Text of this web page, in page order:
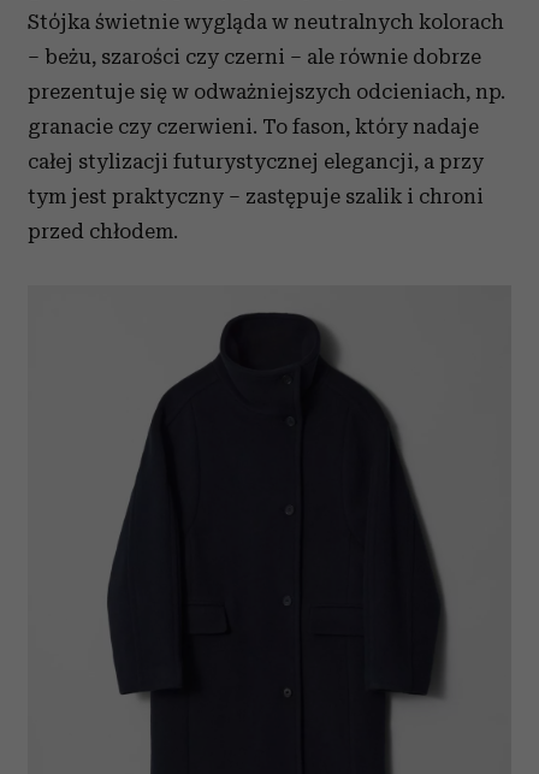
Stójka świetnie wygląda w neutralnych kolorach
– beżu, szarości czy czerni – ale równie dobrze
prezentuje się w odważniejszych odcieniach, np.
granacie czy czerwieni. To fason, który nadaje
całej stylizacji futurystycznej elegancji, a przy
tym jest praktyczny – zastępuje szalik i chroni
przed chłodem.